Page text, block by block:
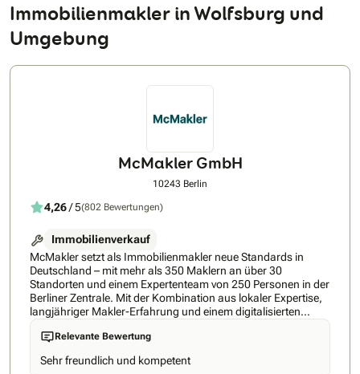
Immobilienmakler in Wolfsburg und
Umgebung
McMakler GmbH
10243 Berlin
4,26/ 5(802 Bewertungen)
Immobilienverkauf
McMakler setzt als Immobilienmakler neue Standards in
Deutschland – mit mehr als 350 Maklern an über 30
Standorten und einem Expertenteam von 250 Personen in der
Berliner Zentrale. Mit der Kombination aus lokaler Expertise,
langjähriger Makler-Erfahrung und einem digitalisierten
Verkaufsprozess, machen wir Immobilientransaktionen
einfacher, bequemer und transparenter. Dabei bieten wir
umfassenden Service in allen Bereichen, von der
Immobiliensuche und -finanzierung bis zur Energieberatung.
Relevante Bewertung
Sehr freundlich und kompetent